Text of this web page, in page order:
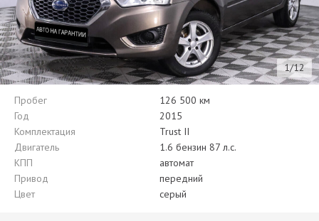
1/12
Пробег
126 500 км
Год
2015
Комплектация
Trust II
Двигатель
1.6 бензин 87 л.с.
КПП
автомат
Привод
передний
Цвет
серый